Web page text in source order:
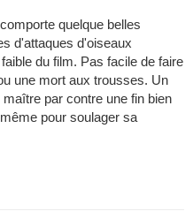
quelque belles
d'attaques d'oiseaux
du film. Pas facile de faire
une mort aux trousses. Un
par contre une fin bien
pour soulager sa